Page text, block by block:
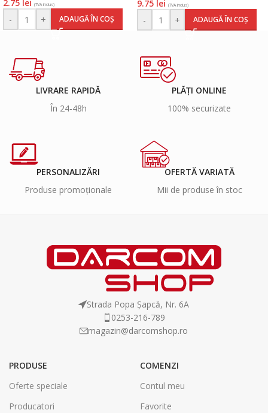
2.75 lei (TVA inclus)
- + ADAUGĂ ÎN COȘ
9.75 lei (TVA inclus)
- + ADAUGĂ ÎN COȘ
LIVRARE RAPIDĂ
În 24-48h
PLĂȚI ONLINE
100% securizate
PERSONALIZĂRI
Produse promoționale
OFERTĂ VARIATĂ
Mii de produse în stoc
Strada Popa Șapcă, Nr. 6A
0253-216-789
magazin@darcomshop.ro
PRODUSE
Oferte speciale
Producatori
COMENZI
Contul meu
Favorite